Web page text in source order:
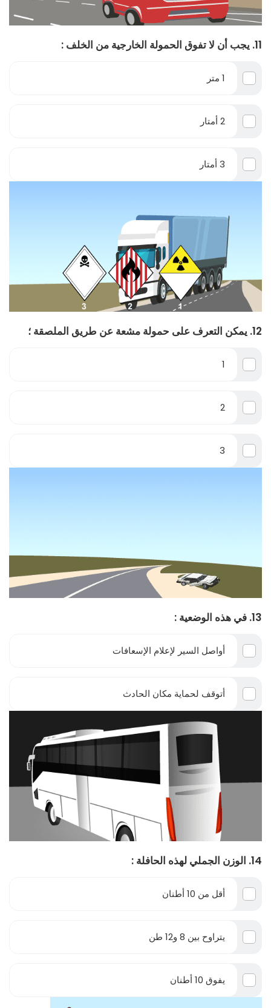
11. يجب أن لا تفوق الحمولة الخارجية من الخلف :
1 متر
2 أمتار
3 أمتار
12. يمكن التعرف على حمولة مشعة عن طريق الملصقة ؛
1
2
3
13. في هذه الوضعية :
أواصل السير لإعلام الإسعافات
أتوقف لحماية مكان الحادث
14. الوزن الجملي لهذه الحافلة :
أقل من 10 أطنان
يتراوح بين 8 و12 طن
يفوق 10 أطنان